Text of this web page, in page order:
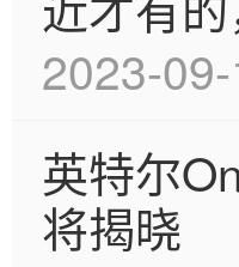
2023-
英特尔
将揭晓